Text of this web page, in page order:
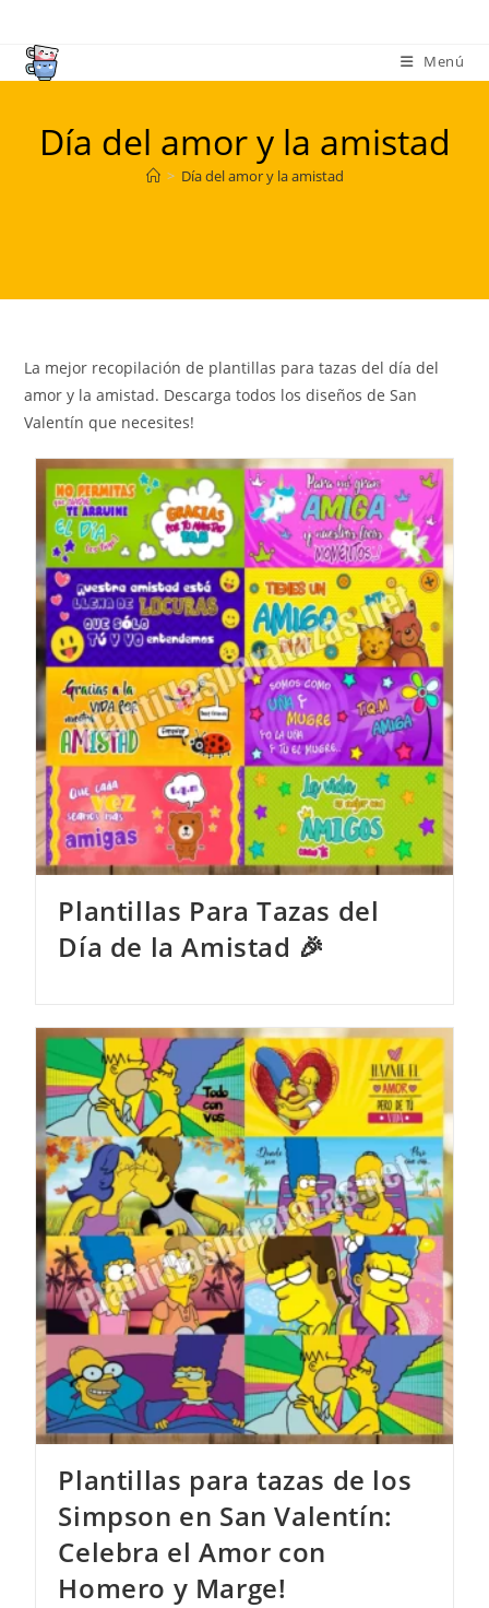
contenido
Menú
Día del amor y la amistad
> Día del amor y la amistad
La mejor recopilación de plantillas para tazas del día del
amor y la amistad. Descarga todos los diseños de San
Valentín que necesites!
Plantillas Para Tazas del
Día de la Amistad 🎉
Plantillas para tazas de los
Simpson en San Valentín:
Celebra el Amor con
Homero y Marge!